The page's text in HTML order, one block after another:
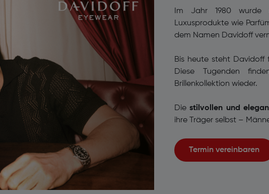
Im Jahr 1980 wurde
Luxusprodukte wie
dem Namen Davidoff
Bis heute steht Davidoff
Diese Tugenden
Brillenkollektion wieder.
Die stilvollen und
ihre Träger selbst –
Termin vereinbaren